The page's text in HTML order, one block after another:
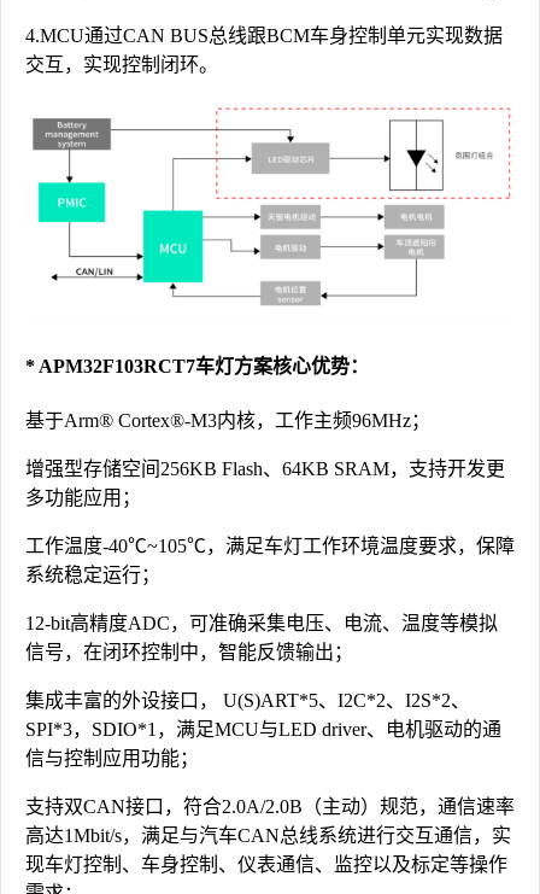
4.MCU通过CAN BUS总线跟BCM车身控制单元实现数据
交互，实现控制闭环。
* APM32F103RCT7车灯方案核心优势：
基于Arm® Cortex®-M3内核，工作主频96MHz；
增强型存储空间256KB Flash、64KB SRAM，支持开发更
多功能应用；
工作温度-40℃~105℃，满足车灯工作环境温度要求，保障
系统稳定运行；
12-bit高精度ADC，可准确采集电压、电流、温度等模拟
信号，在闭环控制中，智能反馈输出；
集成丰富的外设接口， U(S)ART*5、I2C*2、I2S*2、
SPI*3，SDIO*1，满足MCU与LED driver、电机驱动的通
信与控制应用功能；
支持双CAN接口，符合2.0A/2.0B（主动）规范，通信速率
高达1Mbit/s，满足与汽车CAN总线系统进行交互通信，实
现车灯控制、车身控制、仪表通信、监控以及标定等操作